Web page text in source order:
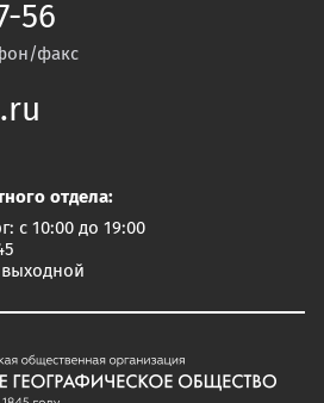
56
факс
отдела:
с 10:00 до 19:00
выходной